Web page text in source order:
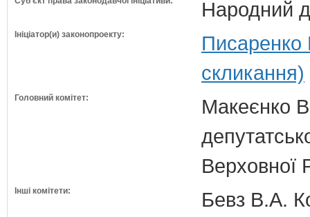
Народний
Ініціатор(и) законопроекту:
Писаренко
скликання)
Головний комітет:
Макеєнко
Верховної
Інші комітети:
Бевз В.А.